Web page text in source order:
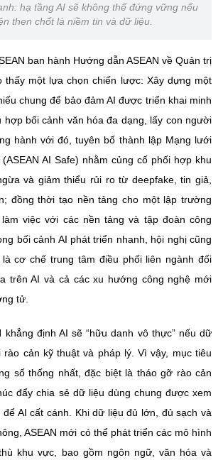
OF SCIENCE AND TECHNOLOGY
Theo dõi MST: Góp ý
Bộ Khoa học và Công nghệ (MST)
dung: Nguyễn Thị Hải Hằng
Truyền thông Khoa học và Công nghệ.
9506
Bộ Khoa Học và Công Nghệ
mst.gov.vn" khi phát hành lại thông tin từ
hạ tầng AI sẽ không thể đứng vững nếu
then chốt là niềm tin và dữ liệu.
ban hành Hướng dẫn ASEAN về Quản trị
thấy một lựa chọn chiến lược: Xây dựng một
chung để bảo đảm AI được triển khai minh
hợp bối cảnh văn hóa đa dạng , lấy con người
hành với đó, tuyên bố thành lập Mạng lưới
AI Safe) nhằm củng cố phối hợp khu
và giảm thiểu rủi ro từ deepfake, tin giả,
đồng thời tạo nền tảng cho một lập trường
làm việc với các nền tảng và tập đoàn công
bối cảnh AI phát triển nhanh, hội nghị cũng
làcơ chế trung tâm điều phối liên ngành đối
trên AI và cả các xu hướng công nghệ mới
tử.
khẳng định AI sẽ “hữu danh vô thực” nếu dữ
rào cản kỹ thuật và pháp lý. Vì vậy, mục tiêu
số thống nhất, đặc biệt là tháo gỡ rào cản
đẩy chia sẻ dữ liệu dùng chung được xem
để AI cất cánh . Khi dữ liệu đủ lớn, đủ sạch và
ASEAN mới có thể phát triển các mô hình
khu vực, bao gồm ngôn ngữ, văn hóa và